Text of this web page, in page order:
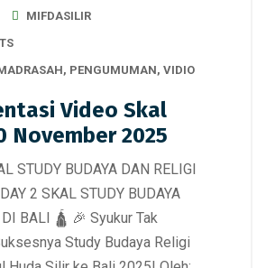
MIFDASILIR
, PENGUMUMAN, VIDIO
Video Skal
November 2025
STUDY BUDAYA DAN RELIGI
2 SKAL STUDY BUDAYA
BALI 🛕 🎉 Syukur Tak
Study Budaya Religi